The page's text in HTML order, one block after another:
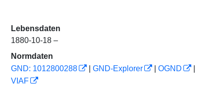
Lebensdaten
1880-10-18 –
Normdaten
GND: 1012800288
GND-Explorer OGND
VIAF